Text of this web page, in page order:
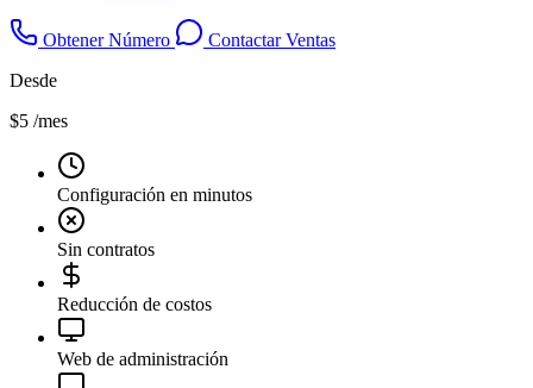
Obtener Número
Contactar Ventas
Desde
$5 /mes
Configuración en minutos
Sin contratos
Reducción de costos
Web de administración